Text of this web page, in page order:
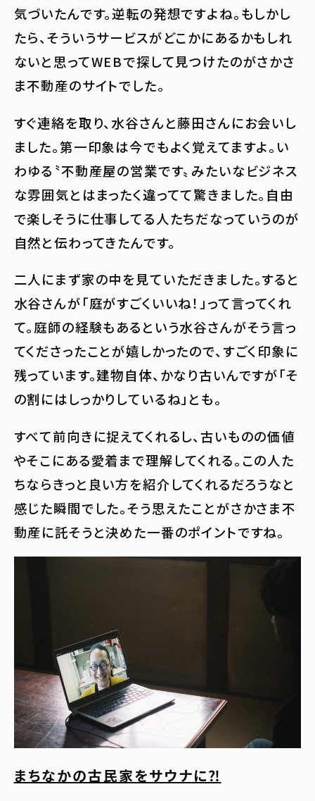
気づいたんです。逆転の発想ですよね。もしかし
たら、そういうサービスがどこかにあるかもしれ
ないと思ってWEBで探して見つけたのがさかさ
ま不動産のサイトでした。
すぐ連絡を取り、水谷さんと藤田さんにお会いし
ました。第一印象は今でもよく覚えてますよ。い
わゆる〝不動産屋の営業です〟みたいなビジネス
な雰囲気とはまったく違ってて驚きました。自由
で楽しそうに仕事してる人たちだなっていうのが
自然と伝わってきたんです。
二人にまず家の中を見ていただきました。すると
水谷さんが「庭がすごくいいね！」って言ってくれ
て。庭師の経験もあるという水谷さんがそう言っ
てくださったことが嬉しかったので、すごく印象に
残っています。建物自体、かなり古いんですが「そ
の割にはしっかりしているね」とも。
すべて前向きに捉えてくれるし、古いものの価値
やそこにある愛着まで理解してくれる。この人た
ちならきっと良い方を紹介してくれるだろうなと
感じた瞬間でした。そう思えたことがさかさま不
動産に託そうと決めた一番のポイントですね。
まちなかの古民家をサウナに⁈